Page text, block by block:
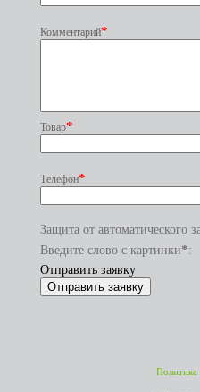
Комментарий*
Товар*
Телефон*
Защита от автоматического
Введите слово с картинки*:
Отправить заявку
Политика